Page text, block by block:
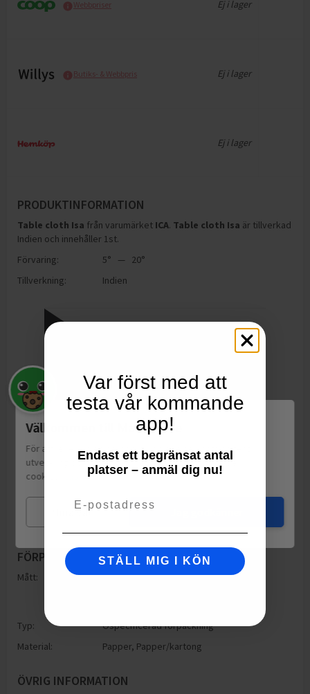
Webbpriser Ej i lager
Butiks- & Webbpris Ej i lager
Ej i lager
PRODUKTINFORMATION
Table cloth Isa från varumärket ICA. Table cloth Isa är tillverkad
Indien och innehåller 1st.
Förvaring:
5° — 20°
Tillverkning:
Indien
FÖRPACKNING
Mått:
Höjd: 250mm
Typ:
Ospecificerad förpackning
Material:
Papper, Papper/kartong
ÖVRIG INFORMATION
Välkommen till Matspar.se
För att leverera en personlig upplevelse, mäta sajtens
utveckling och ha sociala medier-koppling använder vi
cookies.
Läs mer
Mina val
Var först med att
testa vår kommande
app!
Endast ett begränsat antal
platser – anmäl dig nu!
STÄLL MIG I KÖN